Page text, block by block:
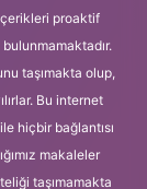
proaktif
taşımakta olup,
Bu internet
hiçbir bağlantısı
makaleler
taşımamakta